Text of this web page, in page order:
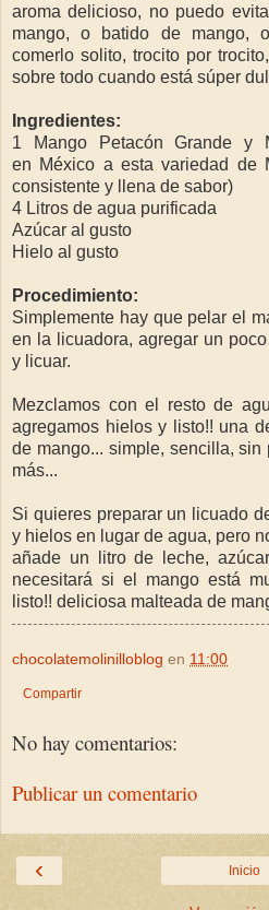
aroma delicioso, no puedo
mango, o batido de mango,
comerlo solito, trocito por
sobre todo cuando está súper
Ingredientes:
1 Mango Petacón Grande y
en México a esta variedad de
consistente y llena de sabor)
4 Litros de agua purificada
Azúcar al gusto
Hielo al gusto
Procedimiento:
Simplemente hay que pelar el
en la licuadora, agregar un
y licuar.
Mezclamos con el resto de
agregamos hielos y listo!! una
de mango... simple, sencilla, sin
más...
Si quieres preparar un licuado
y hielos en lugar de agua, pero
añade un litro de leche,
necesitará si el mango está
listo!! deliciosa malteada de
chocolatemolinilloblog en 11:00
Compartir
No hay comentarios:
Publicar un comentario
‹ Inicio